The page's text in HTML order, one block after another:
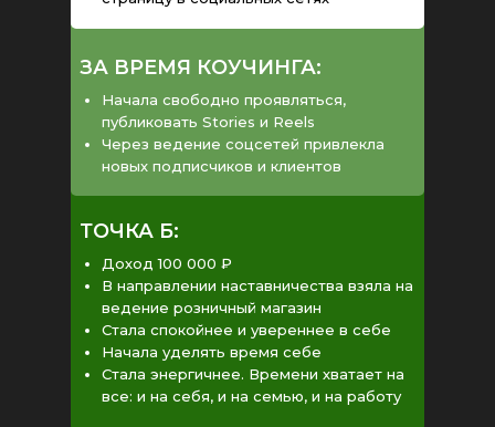
ЗА ВРЕМЯ КОУЧИНГА:
ТОЧКА Б:
Начала свободно проявляться,
публиковать Stories и Reels
Через ведение соцсетей привлекла
новых подписчиков и клиентов
Доход 100 000 ₽
В направлении наставничества взяла на
ведение розничный магазин
Стала спокойнее и увереннее в себе
Начала уделять время себе
Стала энергичнее. Времени хватает на
все: и на себя, и на семью, и на работу